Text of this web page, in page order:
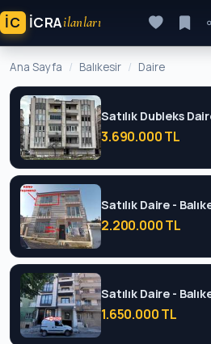
İC ICRAilanları
Ana Sayfa Balıkesir Daire
Satılık Dubleks
3.690.000 TL
Satılık Daire -
2.200.000 TL
Satılık Daire -
1.650.000 TL